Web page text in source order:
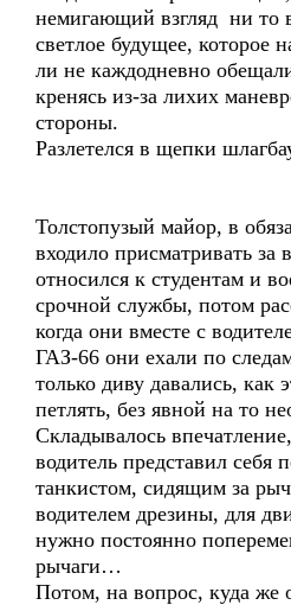
немигающий взгляд ни то
светлое будущее, которое
ли не каждодневно
кренясь из-за лихих
стороны.
Разлетелся в щепки
Толстопузый майор, в
входило присматривать за
относился к студентам и
срочной службы, потом
когда они вместе с
ГАЗ-66 они ехали по
только диву давались, как
петлять, без явной на то
Складывалось
водитель представил себя
танкистом, сидящим за
водителем дрезины, для
нужно постоянно
рычаги…
Потом, на вопрос, куда же